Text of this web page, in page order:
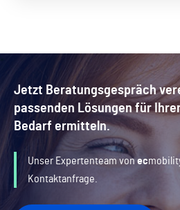
Jetzt Beratungsgespräch
passenden Lösungen für
Bedarf ermitteln.
Unser Expertenteam vonec
Kontaktanfrage.